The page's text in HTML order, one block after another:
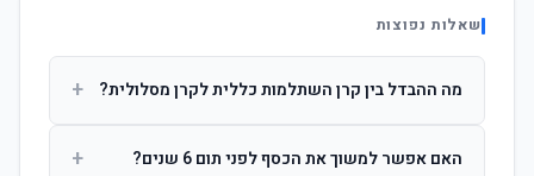
שאלות נפוצות
מה ההבדל בין קרן השתלמות כללית לקרן מסלולית? +
ההשקעות. קרן מסלולית עוקבת אחרי מדד ספציפי ומאפשרת
האם אפשר למשוך את הכסף לפני תום 6 שנים? +